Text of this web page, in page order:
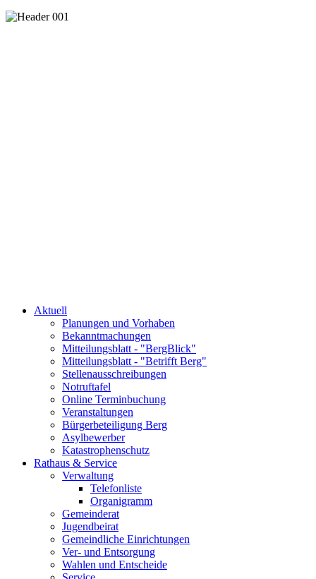
Aktuell
Planungen und Vorhaben
Bekanntmachungen
Mitteilungsblatt - "BergBlick"
Mitteilungsblatt - "Betrifft Berg"
Stellenausschreibungen
Notruftafel
Online Terminbuchung
Veranstaltungen
Bürgerbeteiligung Berg
Asylbewerber
Katastrophenschutz
Rathaus & Service
Verwaltung
Telefonliste
Organigramm
Gemeinderat
Jugendbeirat
Gemeindliche Einrichtungen
Ver- und Entsorgung
Wahlen und Entscheide